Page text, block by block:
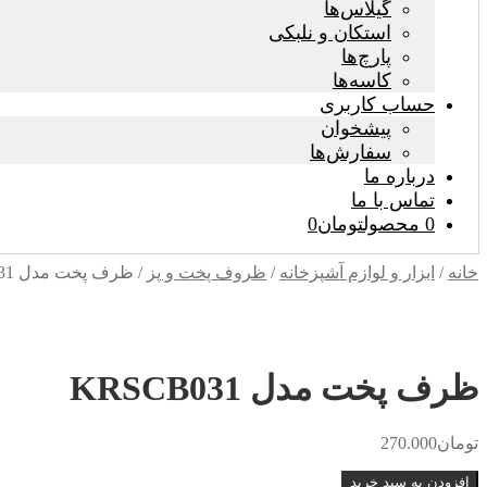
گیلاس‌ها
استکان و نلبکی
پارچ‌ها
کاسه‌ها
حساب کاربری
پیشخوان
سفارش‌ها
درباره ما
تماس با ما
0 محصول
تومان0
خانه / ابزار و لوازم آشپزخانه / ظروف پخت و پز / ظرف پخت مدل KRSCB031
ظرف پخت مدل KRSCB031
تومان270.000
ظرف
افزودن به سبد خرید